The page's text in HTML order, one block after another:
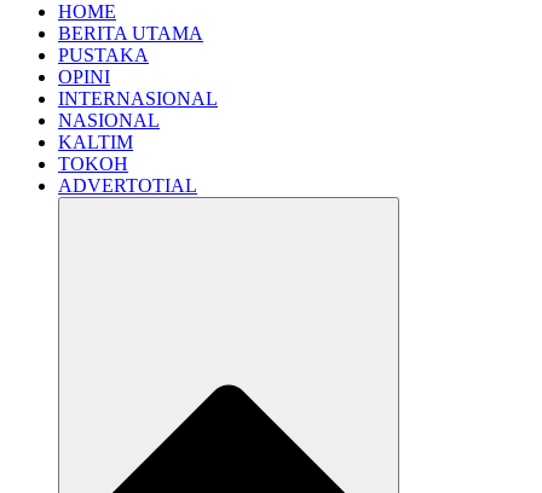
HOME
BERITA UTAMA
PUSTAKA
OPINI
INTERNASIONAL
NASIONAL
KALTIM
TOKOH
ADVERTOTIAL